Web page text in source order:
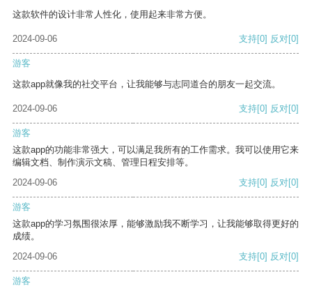
这款软件的设计非常人性化，使用起来非常方便。
2024-09-06 支持[0] 反对[0]
游客
这款app就像我的社交平台，让我能够与志同道合的朋友一起交流。
2024-09-06 支持[0] 反对[0]
游客
这款app的功能非常强大，可以满足我所有的工作需求。我可以使用它来
编辑文档、制作演示文稿、管理日程安排等。
2024-09-06
支持[0] 反对[0]
游客
这款app的学习氛围很浓厚，能够激励我不断学习，让我能够取得更好的
成绩。
2024-09-06
支持[0] 反对[0]
游客